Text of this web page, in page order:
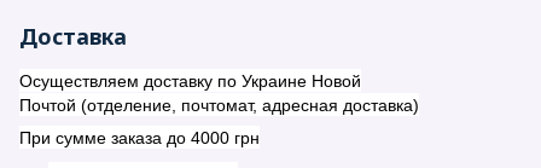
Доставка
Осуществляем доставку по Украине Новой
Почтой (отделение, почтомат, адресная доставка)
При сумме заказа до 4000 грн